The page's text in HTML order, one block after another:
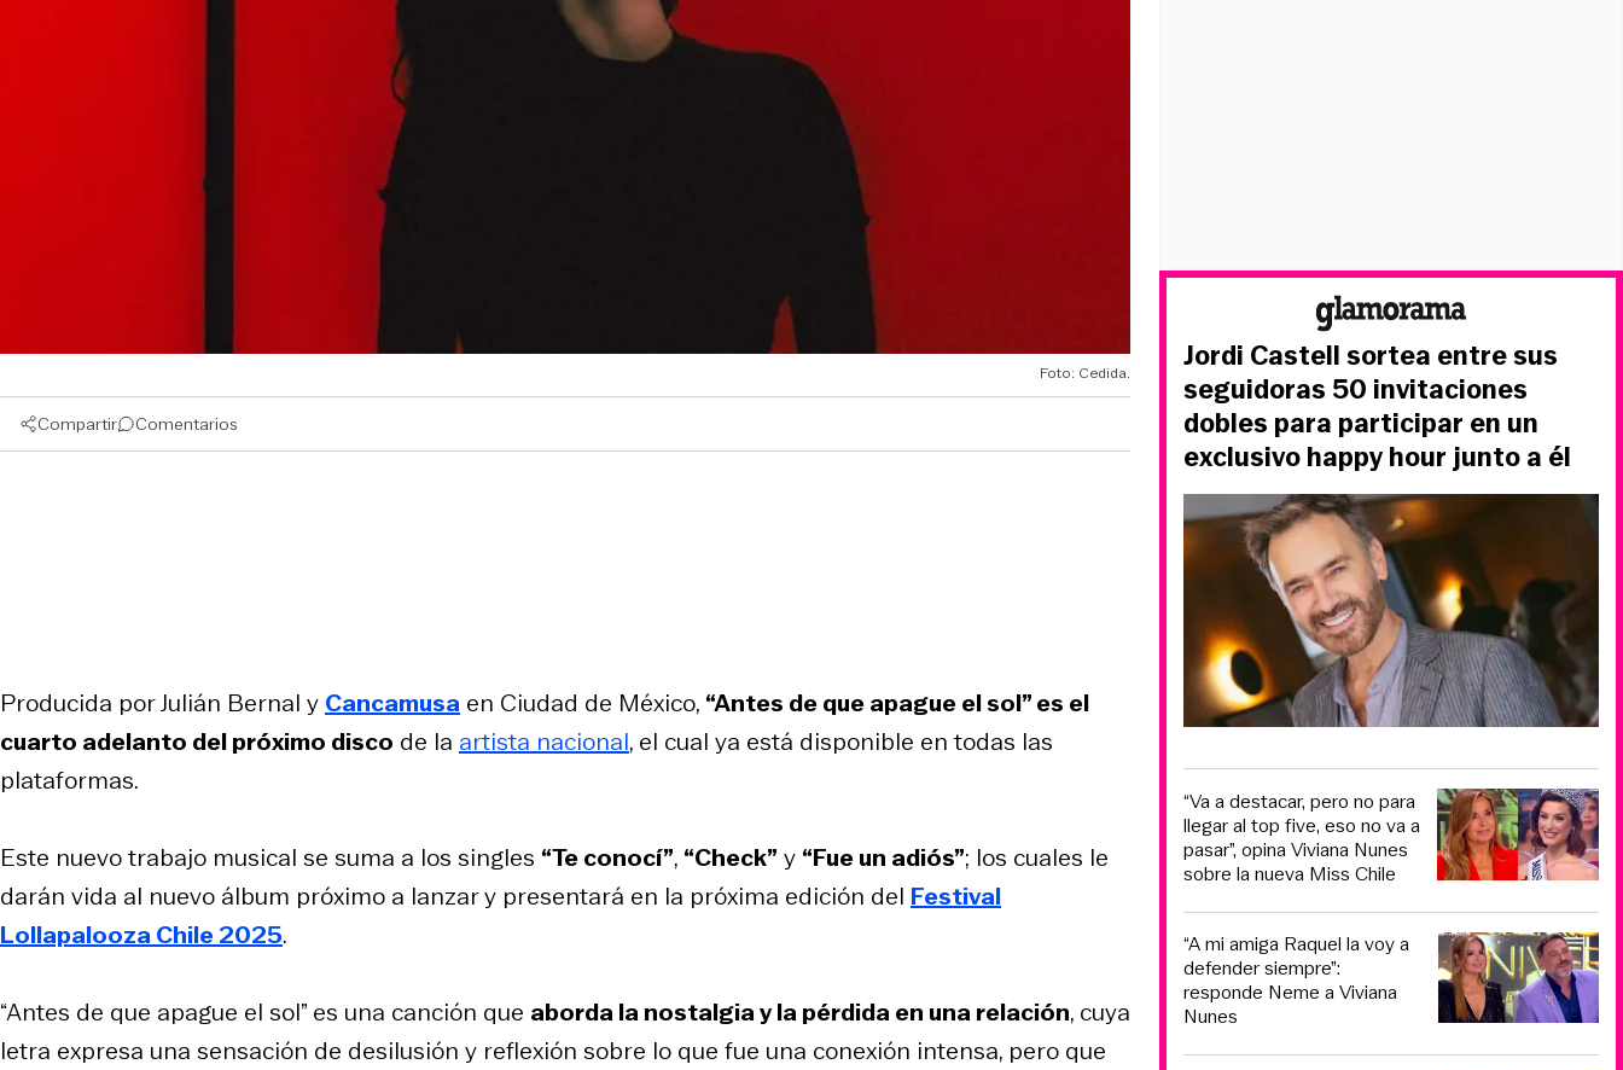
Foto: Cedida.
Compartir Comentarios
Producida por Julián Bernal y Cancamusa en Ciudad de México, “Antes de que apague el sol” es el
cuarto adelanto del próximo disco de la artista nacional, el cual ya está disponible en todas las
plataformas.
Este nuevo trabajo musical se suma a los singles “Te conocí”, “Check” y “Fue un adiós”; los cuales le
darán vida al nuevo álbum próximo a lanzar y presentará en la próxima edición del Festival
Lollapalooza Chile 2025.
“Antes de que apague el sol” es una canción que aborda la nostalgia y la pérdida en una relación, cuya
letra expresa una sensación de desilusión y reflexión sobre lo que fue una conexión intensa, pero que
Jordi Castell sortea entre sus
seguidoras 50 invitaciones
dobles para participar en un
exclusivo happy hour junto a él
“Va a destacar, pero no para
llegar al top five, eso no va a
pasar”, opina Viviana Nunes
sobre la nueva Miss Chile
“A mi amiga Raquel la voy a
defender siempre”:
responde Neme a Viviana
Nunes